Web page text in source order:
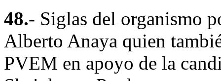
48.- Siglas del organismo
Alberto Anaya quien
PVEM en apoyo de la